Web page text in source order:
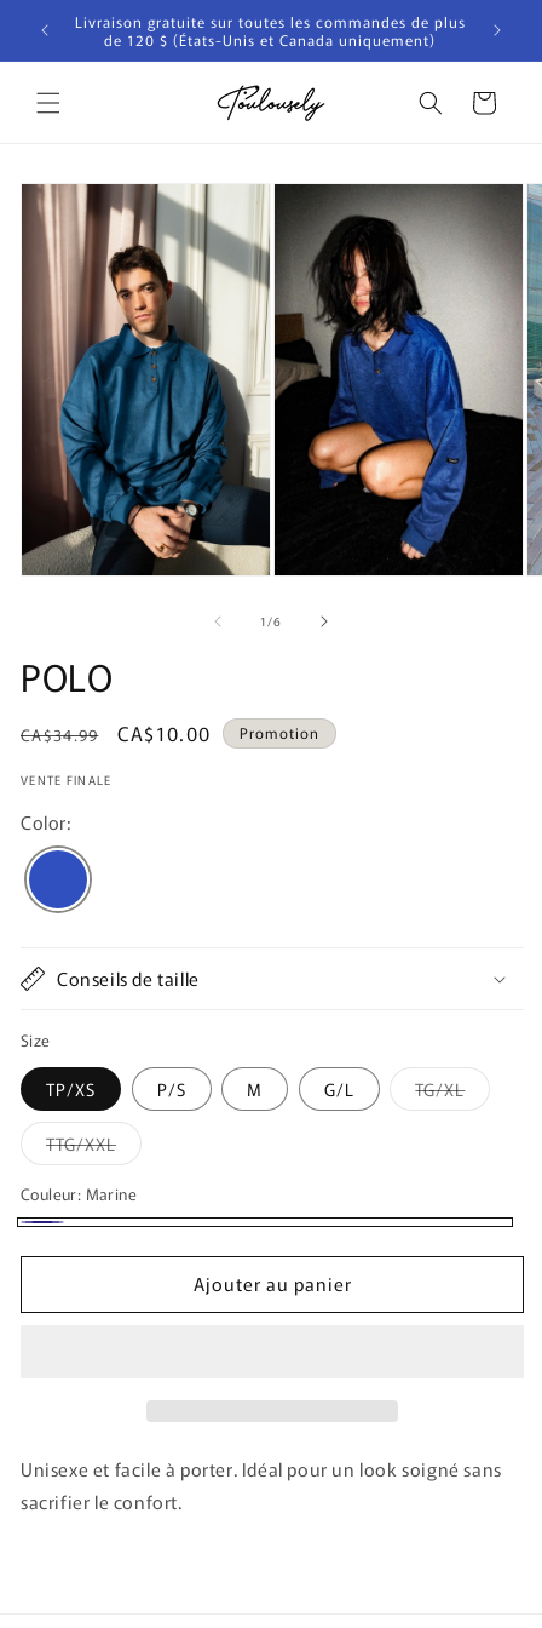
passer
contenu
Livraison gratuite sur toutes les commandes de plus
de 120 $ (États-Unis et Canada uniquement)
Panier
Passer aux
informations
produits
1/de
6
POLO
Prix
CA$34.99
Prix
CA$10.00 Promotion
VENTE FINALE
Color:
Conseils de taille
Size
TP/XS P/S M G/L TG/XLVariante
épuisée
TTG/XXLVariante
épuisée
indisponible
Couleur: Marine
Ajouter au panier
Unisexe et facile à porter. Idéal pour un look soigné sans
sacrifier le confort.